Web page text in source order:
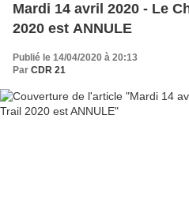
Mardi 14 avril 2020 - Le
2020 est ANNULE
Publié le 14/04/2020 à 20:13
Par CDR 21